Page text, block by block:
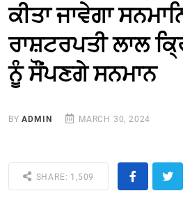
ਕੀਤਾ ਜਾਵੇਗਾ
ਰਾਸ਼ਟਰਪਤੀ ਲਾਲ
ਨੂੰ ਸੌਂਪਣਗੇ ਸਨਮਾਨ
BYADMIN MARCH 30, 2024
SHARE: 1,509